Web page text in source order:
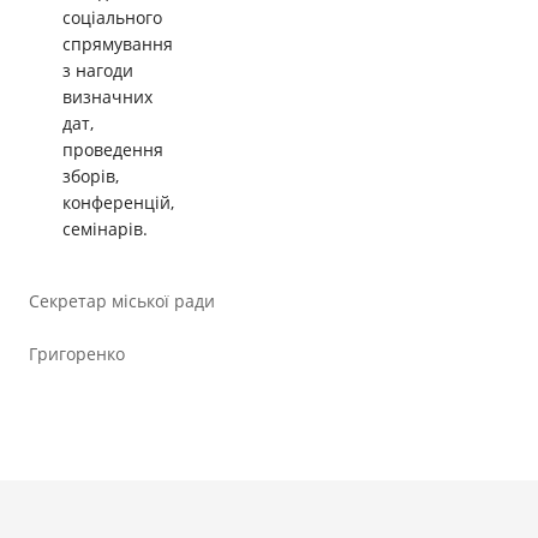
соціального
спрямування
з нагоди
визначних
дат,
проведення
зборів,
конференцій,
семінарів.
Секретар міської ради
Григоренко